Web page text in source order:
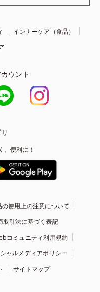
インナーケア（食品）
ウント
、便利に！
の使用上の注意について
取引法に基づく表記
コミュニティ利用規約
ャルメディアポリシー
サイトマップ